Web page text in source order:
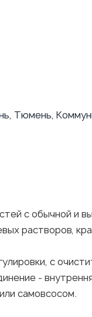
Тюмень,
с обычной и
растворов,
с
-
самовсосом.